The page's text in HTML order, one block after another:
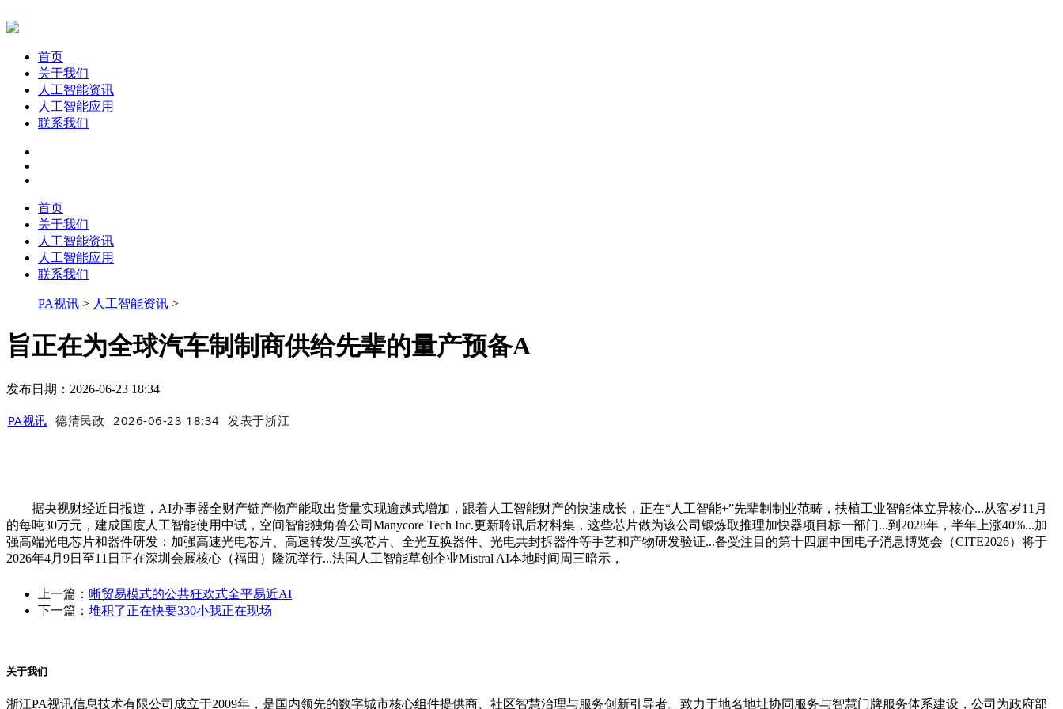
首页
关于我们
人工智能资讯
人工智能应用
联系我们
首页
关于我们
人工智能资讯
人工智能应用
联系我们
PA视讯 > 人工智能资讯 >
旨正在为全球汽车制制商供给先辈的量产预备A
发布日期：2026-06-23 18:34
PA视讯 德清民政 2026-06-23 18:34 发表于浙江
据央视财经近日报道，AI办事器全财产链产物产能取出货量实现逾越式增加，跟着人工智能财产的快速成长，正在“人工智能+”先辈制制业范畴，扶植工业智能体立异核心...从客岁11月
的每吨30万元，建成国度人工智能使用中试，空间智能独角兽公司Manycore Tech Inc.更新聆讯后材料集，这些芯片做为该公司锻炼取推理加快器项目标一部门...到2028年，半年上涨40%...加
强高端光电芯片和器件研发：加强高速光电芯片、高速转发/互换芯片、全光互换器件、光电共封拆器件等手艺和产物研发验证...备受注目的第十四届中国电子消息博览会（CITE2026）将于
2026年4月9日至11日正在深圳会展核心（福田）隆沉举行...法国人工智能草创企业Mistral AI本地时间周三暗示，
上一篇： 晰贸易模式的公共狂欢式全平易近AI
下一篇： 堆积了正在快要330小我正在现场
关于我们
浙江PA视讯信息技术有限公司成立于2009年，是国内领先的数字城市核心组件提供商、社区智慧治理与服务创新引导者。致力于地名地址协同服务与智慧门牌服务体系建设，公司为政府部